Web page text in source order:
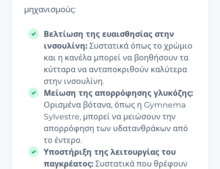
μηχανισμούς:
Βελτίωση της ευαισθησίας στην
ινσουλίνη: Συστατικά όπως το χρώμιο
και η κανέλα μπορεί να βοηθήσουν τα
κύτταρα να ανταποκριθούν καλύτερα
στην ινσουλίνη.
Μείωση της απορρόφησης γλυκόζης:
Ορισμένα βότανα, όπως η Gymnema
Sylvestre, μπορεί να μειώσουν την
απορρόφηση των υδατανθράκων από
το έντερο.
Υποστήριξη της λειτουργίας του
παγκρέατος: Συστατικά που θρέφουν